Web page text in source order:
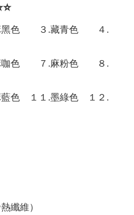
黑色 ３.藏青色 ４.
色 ７.麻粉色 ８.
１１.墨綠色 １２.
纖維）